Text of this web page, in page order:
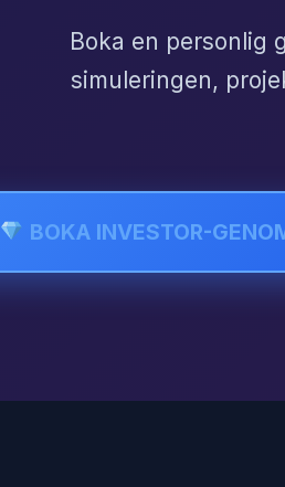
Boka en personlig
simuleringen,
BOKA INVESTOR-